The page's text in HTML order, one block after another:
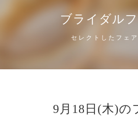
ブライダル
セレクトしたフェ
9月18日(木)の